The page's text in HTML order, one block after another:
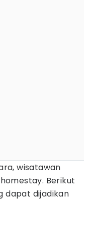
wisatawan
Berikut
dapat dijadikan